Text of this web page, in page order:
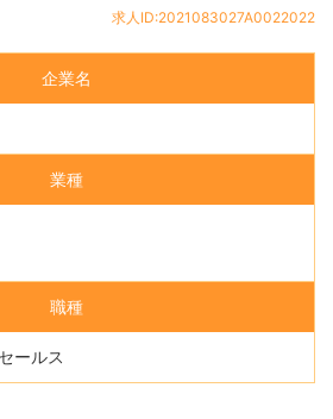
求人ID:2021083027A0022022
企業名
業種
職種
ールス